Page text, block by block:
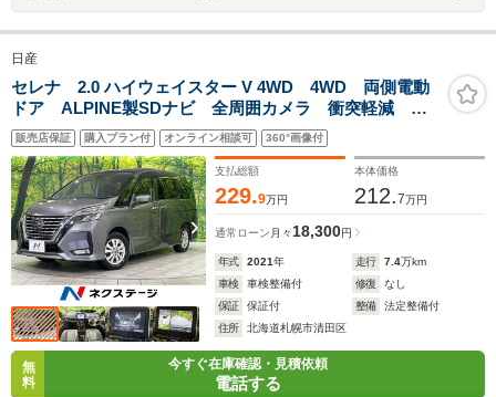
日産
セレナ 2.0 ハイウェイスター V 4WD 4WD 両側電動
ドア ALPINE製SDナビ 全周囲カメラ 衝突軽減
ALPINEフリップダウンモニター 禁煙車 ハーフレザー
シート コーナーセンサー スマートキー LEDヘッ
ド 純正15インチアルミ
販売店保証 購入プラン付 オンライン相談可 360°画像付
支払総額
229.9万円
本体価格
212.7万円
通常ローン 月々 18,300円
年式 2021年 走行 7.4万km
車検
車検整備付 修復
なし
保証
保証付 整備
法定整備付
住所
北海道札幌市清田区
無
料
今すぐ在庫確認・見積依頼
電話する